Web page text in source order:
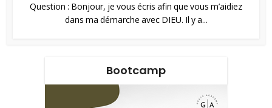
Question : Bonjour, je vous écris afin que vous m’aidiez
dans ma démarche avec DIEU. Il y a...
Bootcamp